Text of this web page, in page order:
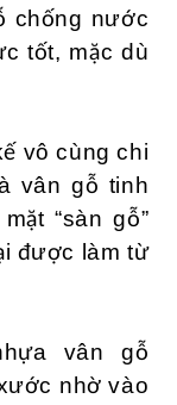
chống nước
tốt, mặc dù
vô cùng chi
vân gỗ tinh
“sàn gỗ”
được làm từ
vân gỗ
nhờ vào